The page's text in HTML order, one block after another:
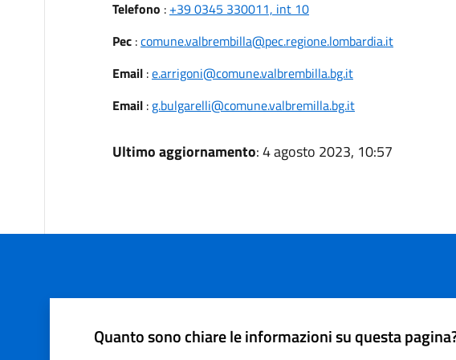
Telefono : +39 0345 330011, int 10
Pec:comune.valbrembilla@pec.regione.lombardia.it
Email:e.arrigoni@comune.valbrembilla.bg.it
Email: g.bulgarelli@comune.valbremilla.bg.it
Ultimo aggiornamento: 4 agosto 2023, 10:57
Quanto sono chiare le informazioni su questa